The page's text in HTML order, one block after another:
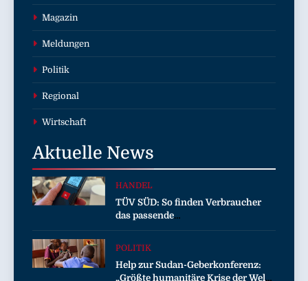
Magazin
Meldungen
Politik
Regional
Wirtschaft
Aktuelle News
HANDEL
TÜV SÜD: So finden Verbraucher
das passende
Laserentfernungsmessgerät
POLITIK
Help zur Sudan-Geberkonferenz:
„Größte humanitäre Krise der Welt